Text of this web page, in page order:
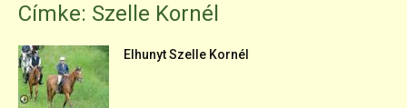
Címke: Szelle Kornél
Elhunyt Szelle Kornél